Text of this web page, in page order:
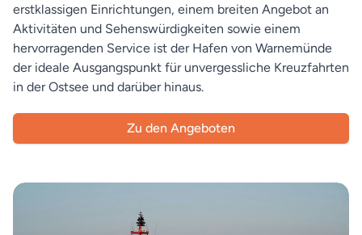
erstklassigen Einrichtungen, einem breiten Angebot an
Aktivitäten und Sehenswürdigkeiten sowie einem
hervorragenden Service ist der Hafen von Warnemünde
der ideale Ausgangspunkt für unvergessliche Kreuzfahrten
in der Ostsee und darüber hinaus.
Zu den Angeboten